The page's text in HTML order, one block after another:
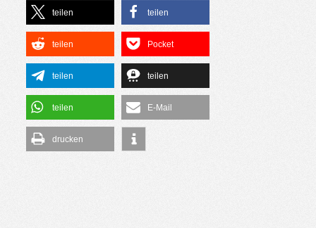
teilen teilen
teilen Pocket
teilen teilen
teilen E-Mail
drucken